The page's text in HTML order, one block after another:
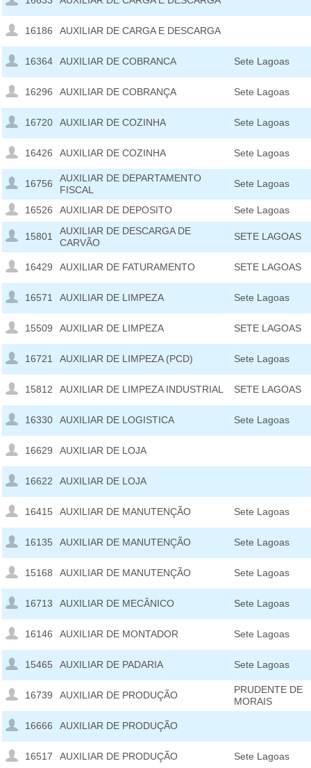
16186 AUXILIAR DE CARGA E DESCARGA
16364 AUXILIAR DE COBRANCA Sete Lagoas
16296 AUXILIAR DE COBRANÇA Sete Lagoas
16720 AUXILIAR DE COZINHA Sete Lagoas
16426 AUXILIAR DE COZINHA Sete Lagoas
16756
AUXILIAR DE DEPARTAMENTO
FISCAL
Sete Lagoas
16526 AUXILIAR DE DEPOSITO Sete Lagoas
15801
AUXILIAR DE DESCARGA DE
CARVÃO
SETE LAGOAS
16429 AUXILIAR DE FATURAMENTO SETE LAGOAS
16571 AUXILIAR DE LIMPEZA Sete Lagoas
15509 AUXILIAR DE LIMPEZA SETE LAGOAS
16721 AUXILIAR DE LIMPEZA (PCD) Sete Lagoas
15812 AUXILIAR DE LIMPEZA INDUSTRIAL SETE LAGOAS
16330 AUXILIAR DE LOGISTICA Sete Lagoas
16629 AUXILIAR DE LOJA
16622 AUXILIAR DE LOJA
16415 AUXILIAR DE MANUTENÇÃO Sete Lagoas
16135 AUXILIAR DE MANUTENÇÃO Sete Lagoas
15168 AUXILIAR DE MANUTENÇÃO Sete Lagoas
16713 AUXILIAR DE MECÂNICO Sete Lagoas
16146 AUXILIAR DE MONTADOR Sete Lagoas
15465 AUXILIAR DE PADARIA Sete Lagoas
16739 AUXILIAR DE PRODUÇÃO
PRUDENTE DE
MORAIS
16666 AUXILIAR DE PRODUÇÃO
16517 AUXILIAR DE PRODUÇÃO Sete Lagoas